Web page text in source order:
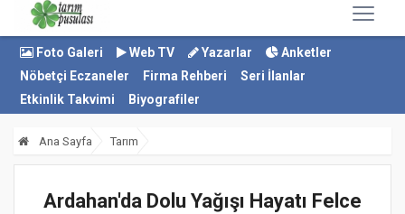
Foto Galeri Web TV Yazarlar
Anketler
Nöbetçi Eczaneler
Firma Rehberi
Seri İlanlar
Etkinlik Takvimi
Biyografiler
Ana Sayfa Tarım
Ardahan'da Dolu Yağışı Hayatı Felce